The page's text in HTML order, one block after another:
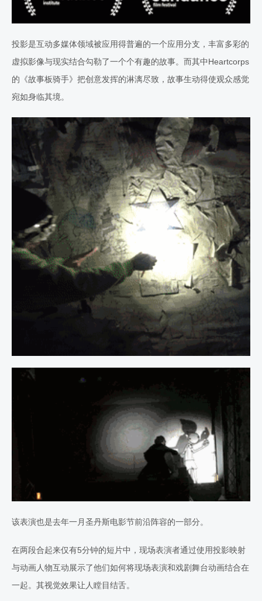
投影是互动多媒体领域被应用得普遍的一个应用分支，丰富多彩的
虚拟影像与现实结合勾勒了一个个有趣的故事。而其中Heartcorps
的《故事板骑手》把创意发挥的淋漓尽致，故事生动得使观众感觉
宛如身临其境。
该表演也是去年一月圣丹斯电影节前沿阵容的一部分。
在两段合起来仅有5分钟的短片中，现场表演者通过使用投影映射
与动画人物互动展示了他们如何将现场表演和戏剧舞台动画结合在
一起。其视觉效果让人瞠目结舌。